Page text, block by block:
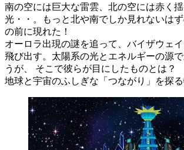
南の空には巨大な雷雲、北の空には赤く
光・・。もっと北や南でしか見れないは
の前に現れた！
オーロラ出現の謎を追って、バイザウェ
飛び出す。太陽系の光とエネルギーの源
うが、 そこで彼らが目にしたものとは？
地球と宇宙のふしぎな「つながり」を探る